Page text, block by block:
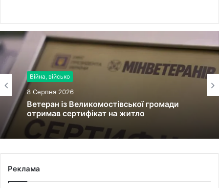
Війна, військо
8 Серпня 2026
Ветеран із Великомостівської громади
отримав сертифікат на житло
Реклама